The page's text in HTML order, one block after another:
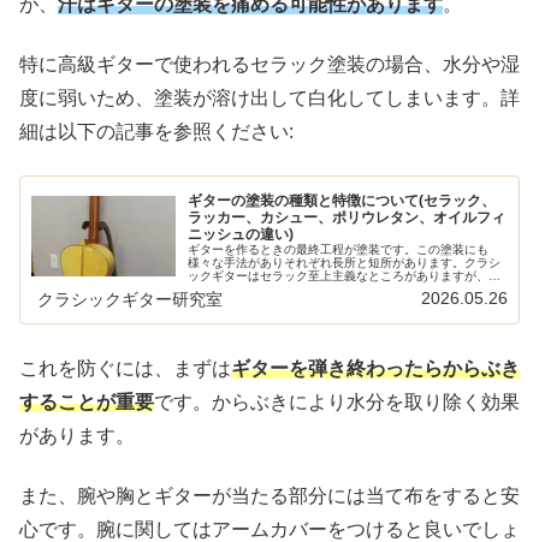
特に高級ギターで使われるセラック塗装の場合、水分や湿
度に弱いため、塗装が溶け出して白化してしまいます。詳
細は以下の記事を参照ください:
ギターの塗装の種類と特徴について(セラック、
ラッカー、カシュー、ポリウレタン、オイルフィ
ニッシュの違い)
ギターを作るときの最終工程が塗装です。この塗装にも
様々な手法がありそれぞれ長所と短所があります。クラシ
ックギターはセラック至上主義なところがありますが、他
の塗装も決して悪いものではありません。 このサイトのク
ラシックギターの材料や楽器その物...
クラシックギター研究室 2026.05.26
これを防ぐには、まずはギターを弾き終わったらからぶき
することが重要です。からぶきにより水分を取り除く効果
があります。
また、腕や胸とギターが当たる部分には当て布をすると安
心です。腕に関してはアームカバーをつけると良いでしょ